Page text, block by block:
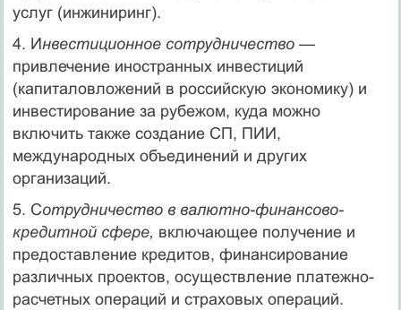
услуг (инжиниринг).
4. Инвести­ционное сотрудничество —
привлечение иностранных инвестиций
(капиталовложений в российскую экономи­ку) и
инвестирование за рубежом, куда можно
включить также создание СП, ПИИ,
международных объединений и других
организаций.
5. Сотрудничество в валютно-финансово-
кредитной сфере, включающее получение и
предоставление кредитов, фи­нансирование
различных проектов, осуществление платежно-
расчет­ных операций и страховых операций.